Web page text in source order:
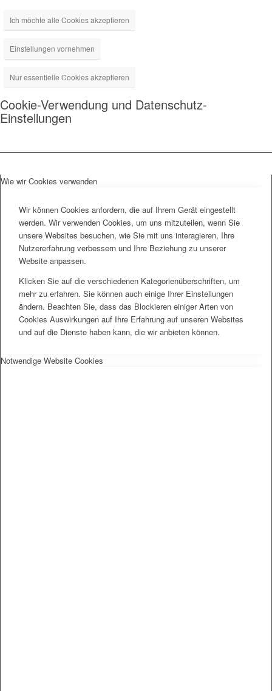
Ich möchte alle Cookies akzeptieren
Einstellungen vornehmen
Nur essentielle Cookies akzeptieren
Cookie-Verwendung und Datenschutz-
Einstellungen
Wie wir Cookies verwenden
Wir können Cookies anfordern, die auf Ihrem Gerät eingestellt
werden. Wir verwenden Cookies, um uns mitzuteilen, wenn Sie
unsere Websites besuchen, wie Sie mit uns interagieren, Ihre
Nutzererfahrung verbessern und Ihre Beziehung zu unserer
Website anpassen.
Klicken Sie auf die verschiedenen Kategorienüberschriften, um
mehr zu erfahren. Sie können auch einige Ihrer Einstellungen
ändern. Beachten Sie, dass das Blockieren einiger Arten von
Cookies Auswirkungen auf Ihre Erfahrung auf unseren Websites
und auf die Dienste haben kann, die wir anbieten können.
Notwendige Website Cookies